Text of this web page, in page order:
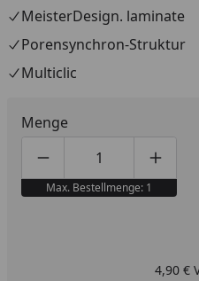
MeisterDesign. laminate
Porensynchron-Struktur
Multiclic
Menge
Produktmenge um
Max. Bestellmenge: 1
4,90 €